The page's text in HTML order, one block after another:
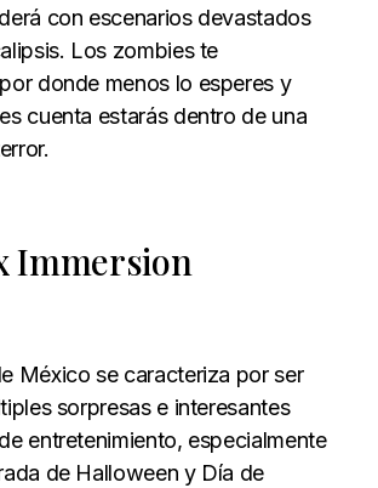
con escenarios devastados
Los zombies te
donde menos lo esperes y
cuenta estarás dentro de una
Immersion
México se caracteriza por ser
sorpresas e interesantes
entretenimiento, especialmente
de Halloween y Día de